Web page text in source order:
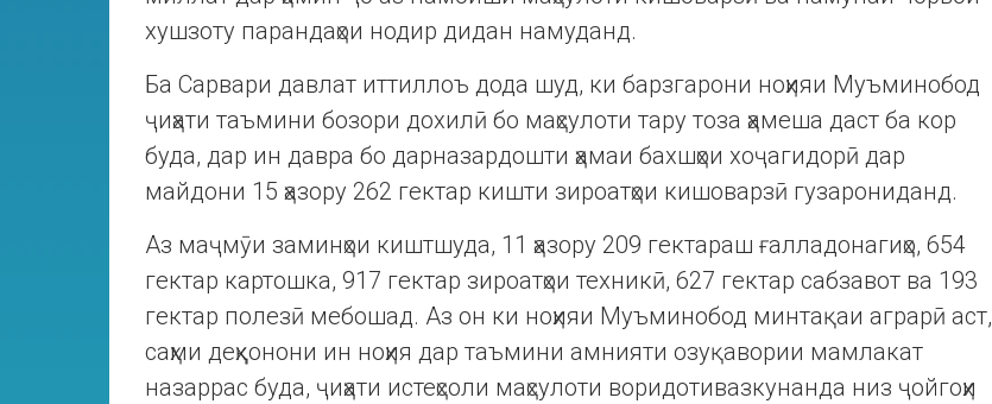
хушзоту парандаҳои нодир дидан намуданд.
Ба Сарвари давлат иттиллоъ дода шуд, ки барзгарони ноҳияи Муъминобод
ҷиҳати таъмини бозори дохилӣ бо маҳсулоти тару тоза ҳамеша даст ба кор
буда, дар ин давра бо дарназардошти ҳамаи бахшҳои хоҷагидорӣ дар
майдони 15 ҳазору 262 гектар кишти зироатҳои кишоварзӣ гузарониданд.
Аз маҷмӯи заминҳои киштшуда, 11 ҳазору 209 гектараш ғалладонагиҳо, 654
гектар картошка, 917 гектар зироатҳои техникӣ, 627 гектар сабзавот ва 193
гектар полезӣ мебошад. Аз он ки ноҳияи Муъминобод минтақаи аграрӣ аст,
саҳми деҳқонони ин ноҳия дар таъмини амнияти озуқавории мамлакат
назаррас буда, ҷиҳати истеҳсоли маҳсулоти воридотивазкунанда низ ҷойгоҳи